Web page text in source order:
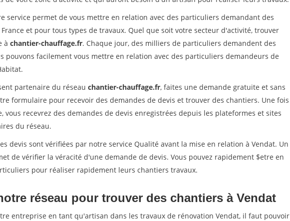
service permet de vous mettre en relation avec des particuliers demandant des
et pour tous types de travaux. Quel que soit votre secteur d'activité, trouver
à chantier-chauffage.fr. Chaque jour, des milliers de particuliers demandent des
pouvons facilement vous mettre en relation avec des particuliers demandeurs de
partenaire du réseau chantier-chauffage.fr, faites une demande gratuite et sans
formulaire pour recevoir des demandes de devis et trouver des chantiers. Une fois
vous recevrez des demandes de devis enregistrées depuis les plateformes et sites
du réseau.
devis sont vérifiées par notre service Qualité avant la mise en relation à Vendat. Un
de vérifier la véracité d'une demande de devis. Vous pouvez rapidement $etre en
pour réaliser rapidement leurs chantiers travaux.
réseau pour trouver des chantiers à Vendat
entreprise en tant qu'artisan dans les travaux de rénovation Vendat, il faut pouvoir